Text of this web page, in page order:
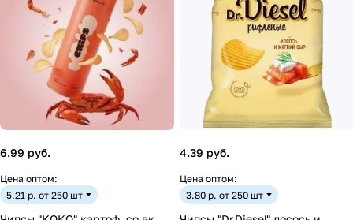
6.99 руб.
Цена оптом:
5.21 р. от 250 шт
4.39 руб.
Цена оптом:
3.80 р. от 250 шт